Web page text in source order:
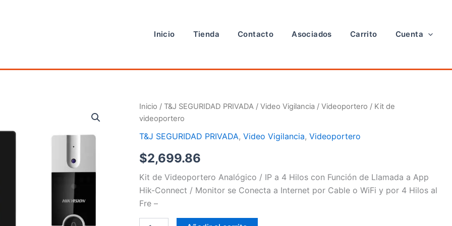
Inicio Tienda Contacto Asociados Carrito Cuenta
Inicio /T&J SEGURIDAD PRIVADA /Video Vigilancia /Videoportero / Kit de
videoportero
T&J SEGURIDAD PRIVADA,Video Vigilancia,Videoportero
$2,699.86
Kit de Videoportero Analógico / IP a 4 Hilos con Función de Llamada a App
Hik-Connect / Monitor se Conecta a Internet por Cable o WiFi y por 4 Hilos al
Fre –
Kit
de
videoportero
cantidad